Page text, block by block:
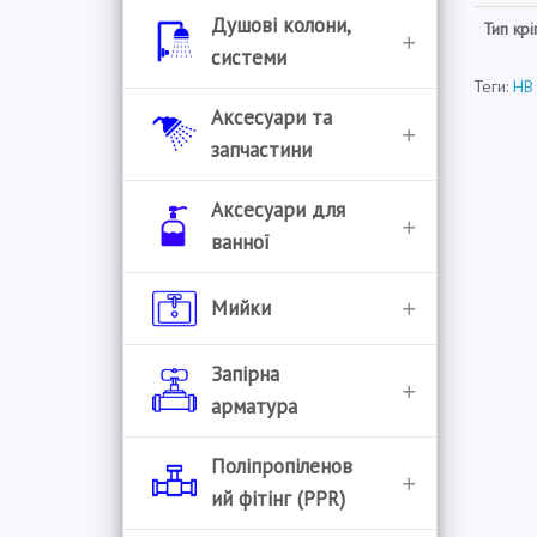
Душові колони,
системи
Душові колони
Комплектуючі для
Управління душовими
системами
Аксесуари та
запчастини
Аератори
Гнучкі гусаки
Гусаки
Картриджі
Аксесуари для
ванної
Єршики для унітазу
Бумагоутримувачі
Відра для сміття
Гачки для рушників
Мийки
Handmade
Мийки врізні
Запірна
арматура
Інструмент
Поліпропіленов
ий фітінг (PPR)
Тип
Теги: